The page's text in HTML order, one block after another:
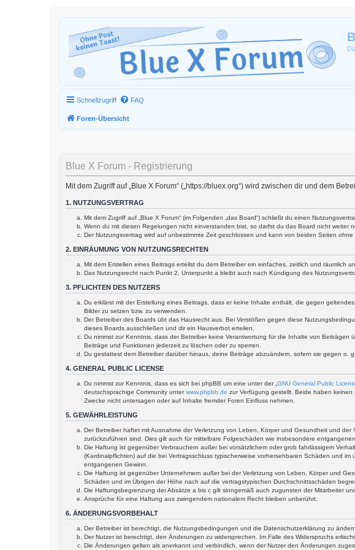
Schnellzugriff FAQ
Foren-Übersicht
Blue X Forum - Registrierung
Mit dem Zugriff auf „Blue X Forum“ („https://bluex.org“) wird zwischen dir und dem
1. NUTZUNGSVERTRAG
Mit dem Zugriff auf „Blue X Forum“ (im Folgenden „das Board“) schließt du einen
Wenn du mit diesen Regelungen nicht einverstanden bist, so darfst du das Board nicht
Der Nutzungsvertrag wird auf unbestimmte Zeit geschlossen und kann von beiden Seiten
2. EINRÄUMUNG VON NUTZUNGSRECHTEN
Mit dem Erstellen eines Beitrags erteilst du dem Betreiber ein einfaches, zeitlich und räumlich
Das Nutzungsrecht nach Punkt 2, Unterpunkt a bleibt auch nach Kündigung des
3. PFLICHTEN DES NUTZERS
Du erklärst mit der Erstellung eines Beitrags, dass er keine Inhalte enthält, die gegen
Bilder zu setzen bzw. zu verwenden.
Der Betreiber des Boards übt das Hausrecht aus. Bei Verstößen gegen diese
dieses Boards ausschließen und dir ein Hausverbot erteilen.
Du nimmst zur Kenntnis, dass der Betreiber keine Verantwortung für die Inhalte von
Beiträge und Funktionen jederzeit zu löschen oder zu sperren.
Du gestattest dem Betreiber darüber hinaus, deine Beiträge abzuändern, sofern sie gegen o.
4. GENERAL PUBLIC LICENSE
Du nimmst zur Kenntnis, dass es sich bei phpBB um eine unter der „ GNU General Public
deutschsprachige Community unterwww.phpbb.de zur Verfügung gestellt. Beide haben
Zwecke nicht untersagen oder auf Inhalte fremder Foren Einfluss nehmen.
5. GEWÄHRLEISTUNG
Der Betreiber haftet mit Ausnahme der Verletzung von Leben, Körper und Gesundheit und
zurückzuführen sind. Dies gilt auch für mittelbare Folgeschäden wie insbesondere entgangenen
Die Haftung ist gegenüber Verbrauchern außer bei vorsätzlichem oder grob fahrlässigem
(Kardinalpflichten) auf die bei Vertragsschluss typischerweise vorhersehbaren Schäden und
entgangenen Gewinn.
Die Haftung ist gegenüber Unternehmern außer bei der Verletzung von Leben, Körper und
Schäden und im Übrigen der Höhe nach auf die vertragstypischen Durchschnittsschäden
Die Haftungsbegrenzung der Absätze a bis c gilt sinngemäß auch zugunsten der Mitarbeiter
Ansprüche für eine Haftung aus zwingendem nationalem Recht bleiben unberührt.
6. ÄNDERUNGSVORBEHALT
Der Betreiber ist berechtigt, die Nutzungsbedingungen und die Datenschutzerklärung zu
Der Nutzer ist berechtigt, den Änderungen zu widersprechen. Im Falle des Widerspruchs
Die Änderungen gelten als anerkannt und verbindlich, wenn der Nutzer den Änderungen